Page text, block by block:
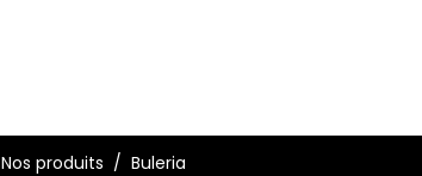
Nos produits Buleria